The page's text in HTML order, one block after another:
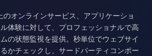
オンラインサービス、アプリケーショ
体験に対して、プロフェッショナルで高
の状態監視を提供。秒単位でウェブサイ
かチェックし、サードパーティコンポー